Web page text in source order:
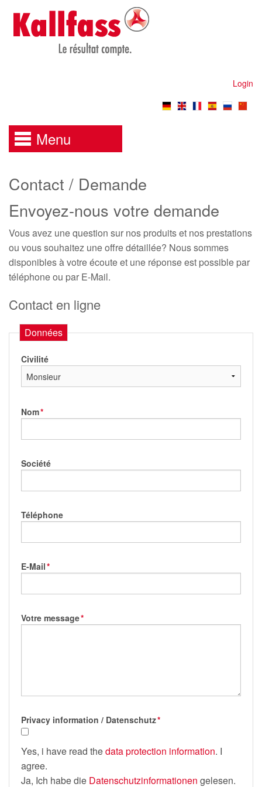
Login
Menu
Contact / Demande
Envoyez-nous votre demande
Vous avez une question sur nos produits et nos prestations
ou vous souhaitez une offre détaillée? Nous sommes
disponibles à votre écoute et une réponse est possible par
téléphone ou par E-Mail.
Contact en ligne
Données
Civilité
Nom*
Société
Téléphone
E-Mail*
Votre message*
Privacy information / Datenschutz*
Yes, i have read thedata protection information. I
agree.
Ja, Ich habe die Datenschutzinformationen gelesen.